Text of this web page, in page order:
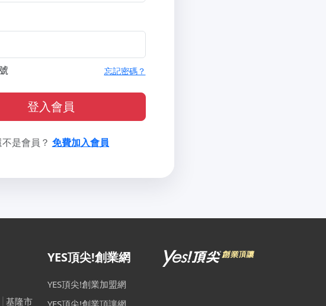
忘記密碼？
登入會員
是會員？ 免費加入會員
基隆市
YES頂尖!創業網
YES頂尖!創業加盟網
YES頂尖!創業頂讓網